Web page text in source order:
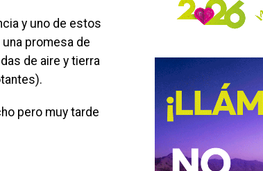
y uno de estos
promesa de
de aire y tierra
pero muy tarde